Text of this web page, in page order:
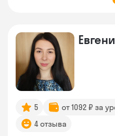
5 от 1092 ₽ за
4 отзыва